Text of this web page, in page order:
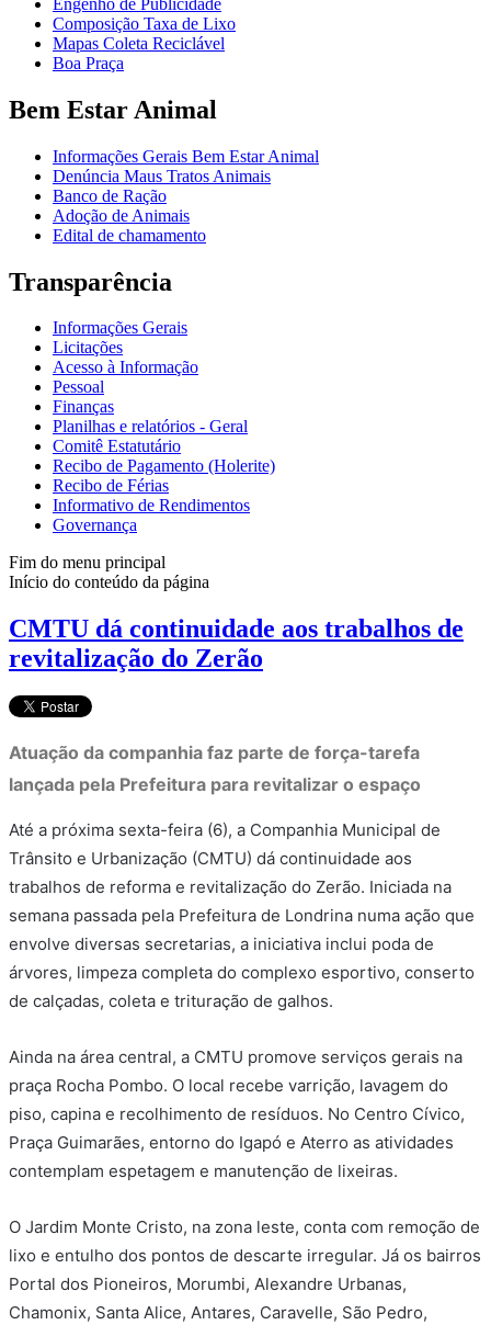
Composição Taxa de Lixo
Mapas Coleta Reciclável
Boa Praça
Bem Estar Animal
Informações Gerais Bem Estar Animal
Denúncia Maus Tratos Animais
Banco de Ração
Adoção de Animais
Edital de chamamento
Transparência
Informações Gerais
Licitações
Acesso à Informação
Pessoal
Finanças
Planilhas e relatórios - Geral
Comitê Estatutário
Recibo de Pagamento (Holerite)
Recibo de Férias
Informativo de Rendimentos
Governança
Fim do menu principal
Início do conteúdo da página
CMTU dá continuidade aos trabalhos de
revitalização do Zerão
Atuação da companhia faz parte de força-tarefa
lançada pela Prefeitura para revitalizar o espaço
Até a próxima sexta-feira (6), a Companhia Municipal de
Trânsito e Urbanização (CMTU) dá continuidade aos
trabalhos de reforma e revitalização do Zerão. Iniciada na
semana passada pela Prefeitura de Londrina numa ação que
envolve diversas secretarias, a iniciativa inclui poda de
árvores, limpeza completa do complexo esportivo, conserto
de calçadas, coleta e trituração de galhos.
Ainda na área central, a CMTU promove serviços gerais na
praça Rocha Pombo. O local recebe varrição, lavagem do
piso, capina e recolhimento de resíduos. No Centro Cívico,
Praça Guimarães, entorno do Igapó e Aterro as atividades
contemplam espetagem e manutenção de lixeiras.
O Jardim Monte Cristo, na zona leste, conta com remoção de
lixo e entulho dos pontos de descarte irregular. Já os bairros
Portal dos Pioneiros, Morumbi, Alexandre Urbanas,
Chamonix, Santa Alice, Antares, Caravelle, São Pedro,